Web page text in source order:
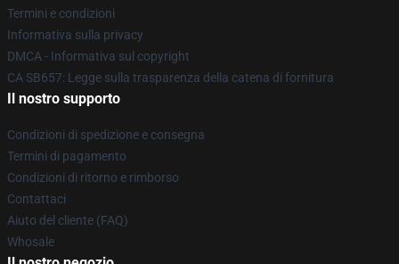
Termini e condizioni
Informativa sulla privacy
DMCA - Informativa sul copyright
CA SB657: Legge sulla trasparenza della catena di fornitura
Il nostro supporto
Condizioni di spedizione e consegna
Termini di pagamento
Condizioni di ritorno e rimborso
Contattaci
Aiuto del cliente (FAQ)
Whosale